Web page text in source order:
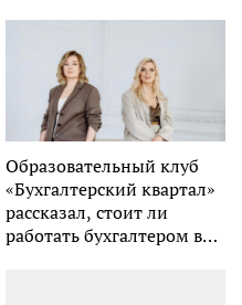
Образовательный клуб
«Бухгалтерский квартал»
рассказал, стоит ли
работать бухгалтером в